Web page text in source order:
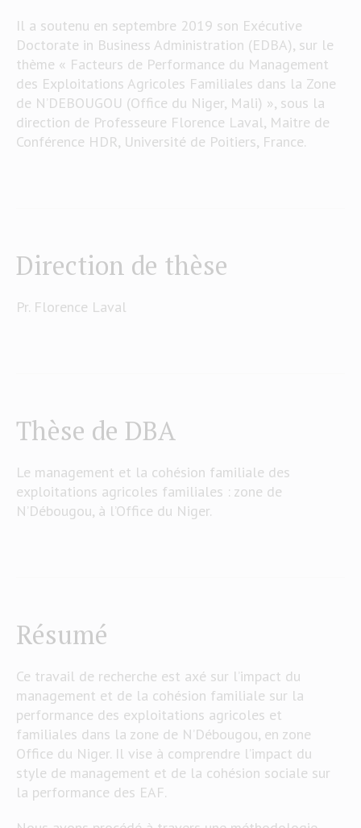
Il a soutenu en septembre 2019 son Exécutive
Doctorate in Business Administration (EDBA), sur le
thème « Facteurs de Performance du Management
des Exploitations Agricoles Familiales dans la Zone
de N’DEBOUGOU (Office du Niger, Mali) », sous la
direction de Professeure Florence Laval, Maitre de
Conférence HDR, Université de Poitiers, France.
Direction de thèse
Pr. Florence Laval
Thèse de DBA
Le management et la cohésion familiale des
exploitations agricoles familiales : zone de
N’Débougou, à l’Office du Niger.
Résumé
Ce travail de recherche est axé sur l’impact du
management et de la cohésion familiale sur la
performance des exploitations agricoles et
familiales dans la zone de N’Débougou, en zone
Office du Niger. Il vise à comprendre l’impact du
style de management et de la cohésion sociale sur
la performance des EAF.